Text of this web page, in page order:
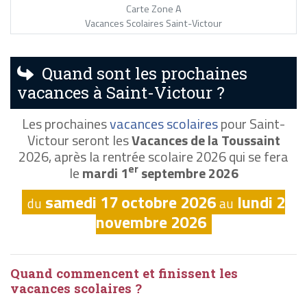
Carte Zone A
Vacances Scolaires Saint-Victour
Quand sont les prochaines
vacances à Saint-Victour ?
Les prochainesvacances scolairespour Saint-
Victour seront lesVacances de la Toussaint
2026, après la rentrée scolaire 2026 qui se fera
lemardi 1erseptembre 2026
du samedi 17 octobre 2026au lundi 2
novembre 2026
Quand commencent et finissent les
vacances scolaires ?